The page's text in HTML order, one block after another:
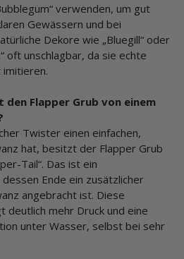
verwenden, um gut
Gewässern und bei
Dekore wie „Bluegill“ oder
oft unschlagbar, da sie echte
den Flapper Grub von einem
Twister einen einfachen,
hat, besitzt der Flapper Grub
Tail“. Das ist ein
Ende ein zusätzlicher
angebracht ist. Diese
deutlich mehr Druck und eine
unter Wasser, selbst bei sehr